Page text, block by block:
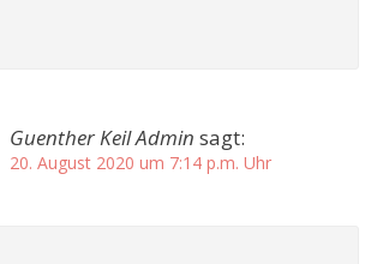
Guenther Keil Admin sagt:
20. August 2020 um 7:14 p.m. Uhr